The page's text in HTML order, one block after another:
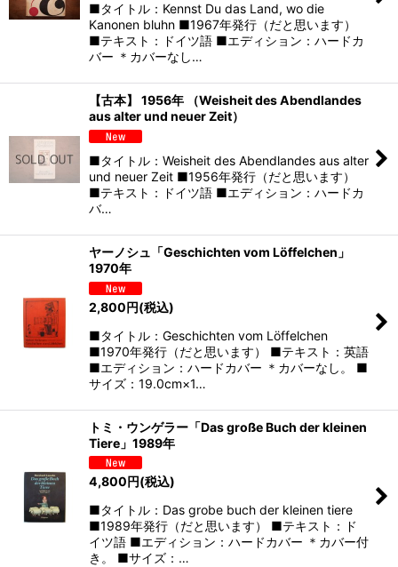
■タイトル：Kennst Du das Land, wo die
Kanonen bluhn ■1967年発行（だと思います）
■テキスト：ドイツ語 ■エディション：ハードカ
バー ＊カバーなし…
【古本】 1956年 （Weisheit des Abendlandes
aus alter und neuer Zeit）
■タイトル：Weisheit des Abendlandes aus alter
und neuer Zeit ■1956年発行（だと思います）
■テキスト：ドイツ語 ■エディション：ハードカ
バ…
ヤーノシュ「Geschichten vom Löffelchen」
1970年
2,800円(税込)
■タイトル：Geschichten vom Löffelchen
■1970年発行（だと思います） ■テキスト：英語
■エディション：ハードカバー ＊カバーなし。 ■
サイズ：19.0cm×1…
トミ・ウンゲラー「Das große Buch der kleinen
Tiere」1989年
4,800円(税込)
■タイトル：Das grobe buch der kleinen tiere
■1989年発行（だと思います） ■テキスト：ド
イツ語 ■エディション：ハードカバー ＊カバー付
き。 ■サイズ：…